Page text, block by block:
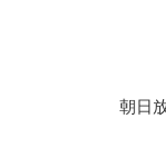
朝日